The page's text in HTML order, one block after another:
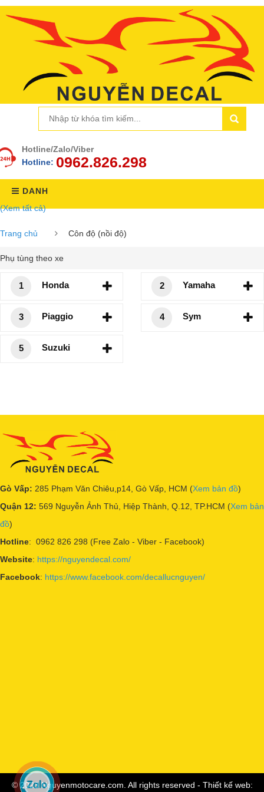
Hotline/Zalo/Viber
Hotline: 0962.826.298
DANH
(Xem tất cả)
Trang chủ Côn độ (nồi độ)
Phụ tùng theo xe
1 Honda 2 Yamaha
3 Piaggio 4 Sym
5 Suzuki
Gò Vấp: 285 Phạm Văn Chiêu,p14, Gò Vấp, HCM (Xem bản đồ)
Quận 12: 569 Nguyễn Ảnh Thủ, Hiệp Thành, Q.12, TP.HCM (Xem bản
đồ)
Hotline: 0962 826 298 (Free Zalo - Viber - Facebook)
Website: https://nguyendecal.com/
Facebook: https://www.facebook.com/decallucnguyen/
© 2023 Nguyenmotocare.com. All rights reserved - Thiết kế web: